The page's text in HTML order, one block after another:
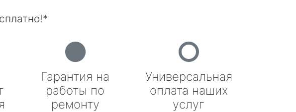
Гарантия на
работы по
ремонту
Универсальная
оплата наших
услуг